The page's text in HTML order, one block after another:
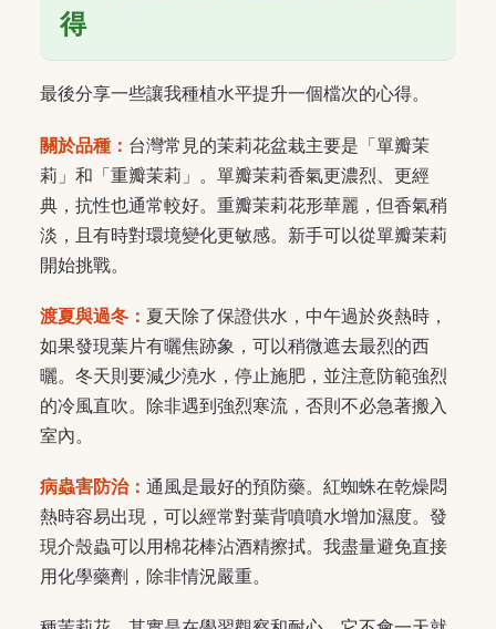
得
最後分享一些讓我種植水平提升一個檔次的心得。
關於品種： 台灣常見的茉莉花盆栽主要是「單瓣茉
莉」和「重瓣茉莉」。單瓣茉莉香氣更濃烈、更經
典，抗性也通常較好。重瓣茉莉花形華麗，但香氣稍
淡，且有時對環境變化更敏感。新手可以從單瓣茉莉
開始挑戰。
渡夏與過冬： 夏天除了保證供水，中午過於炎熱時，
如果發現葉片有曬焦跡象，可以稍微遮去最烈的西
曬。冬天則要減少澆水，停止施肥，並注意防範強烈
的冷風直吹。除非遇到強烈寒流，否則不必急著搬入
室內。
病蟲害防治： 通風是最好的預防藥。紅蜘蛛在乾燥悶
熱時容易出現，可以經常對葉背噴噴水增加濕度。發
現介殼蟲可以用棉花棒沾酒精擦拭。我盡量避免直接
用化學藥劑，除非情況嚴重。